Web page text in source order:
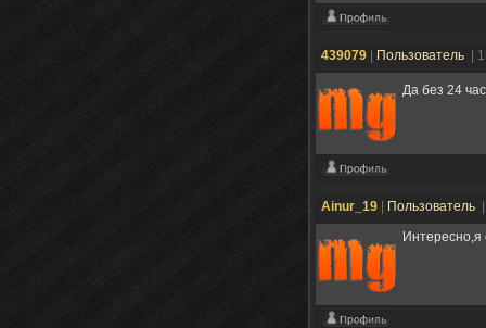
439079 Пользователь |
Да без 24
Ainur_19 Пользователь